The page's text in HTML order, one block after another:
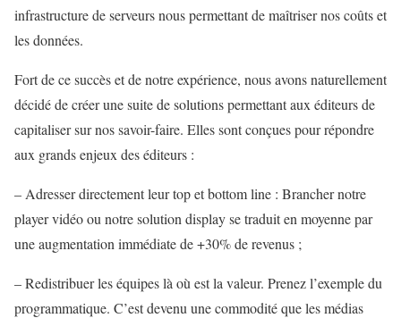
infrastructure de serveurs nous permettant de maîtriser nos coûts et
les données.
Fort de ce succès et de notre expérience, nous avons naturellement
décidé de créer une suite de solutions permettant aux éditeurs de
capitaliser sur nos savoir-faire. Elles sont conçues pour répondre
aux grands enjeux des éditeurs :
– Adresser directement leur top et bottom line : Brancher notre
player vidéo ou notre solution display se traduit en moyenne par
une augmentation immédiate de +30% de revenus ;
– Redistribuer les équipes là où est la valeur. Prenez l’exemple du
programmatique. C’est devenu une commodité que les médias